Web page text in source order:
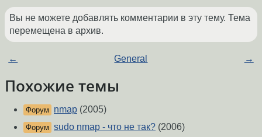
Вы не можете добавлять комментарии в эту тему. Тема
перемещена в архив.
← General →
Похожие темы
Форум nmap (2005)
Форум sudo nmap - что не так? (2006)